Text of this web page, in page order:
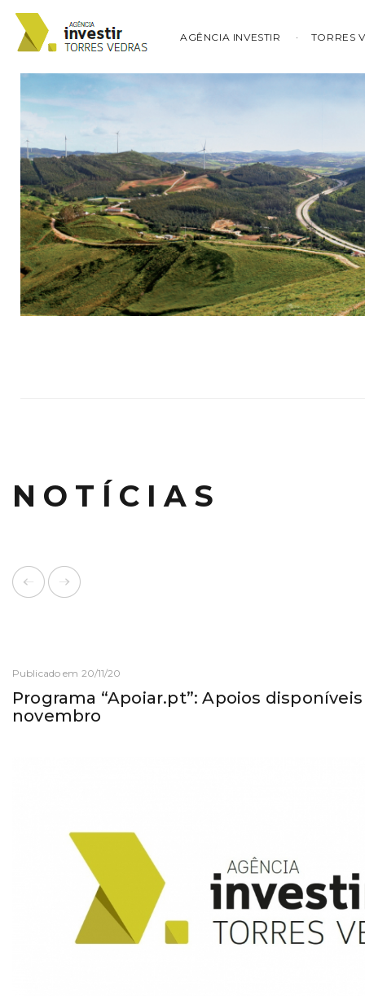
AGÊNCIA INVESTIR TORRES
NOTÍCIAS
Publicado em 20/11/20
Programa “Apoiar.pt”: Apoios
novembro